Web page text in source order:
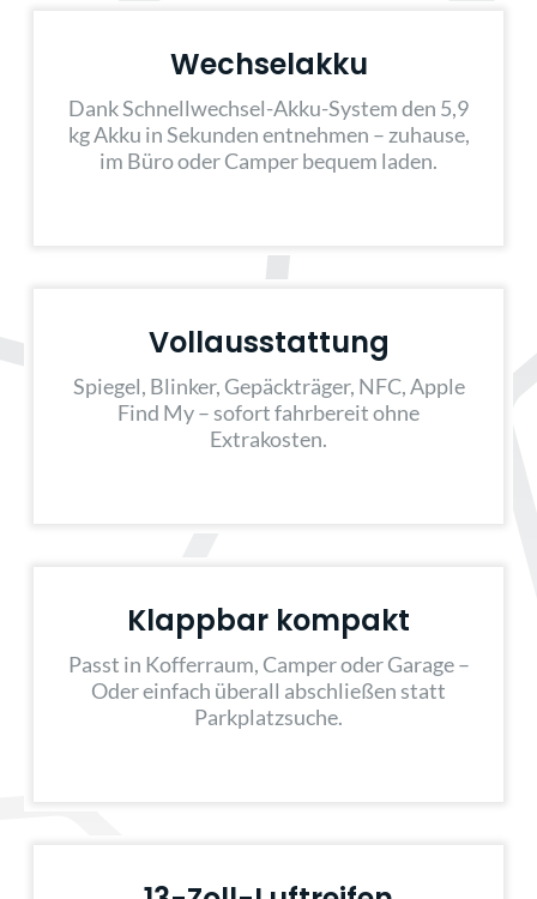
Wechselakku
Dank Schnellwechsel-Akku-System den 5,9
kg Akku in Sekunden entnehmen – zuhause,
im Büro oder Camper bequem laden.
Vollausstattung
Spiegel, Blinker, Gepäckträger, NFC, Apple
Find My – sofort fahrbereit ohne
Extrakosten.
Klappbar kompakt
Passt in Kofferraum, Camper oder Garage –
Oder einfach überall abschließen statt
Parkplatzsuche.